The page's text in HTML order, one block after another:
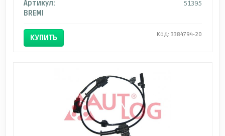
Артикул:
51395
BREMI
КУПИТЬ Код: 3384794-20